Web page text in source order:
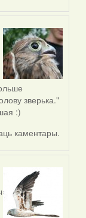
зверька."
:)
каментары.